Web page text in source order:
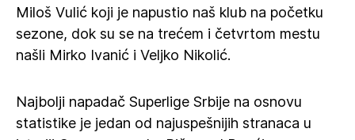
Miloš Vulić koji je napustio naš klub na početku
sezone, dok su se na trećem i četvrtom mestu
našli Mirko Ivanić i Veljko Nikolić.
Najbolji napadač Superlige Srbije na osnovu
statistike je jedan od najuspešnijih stranaca u